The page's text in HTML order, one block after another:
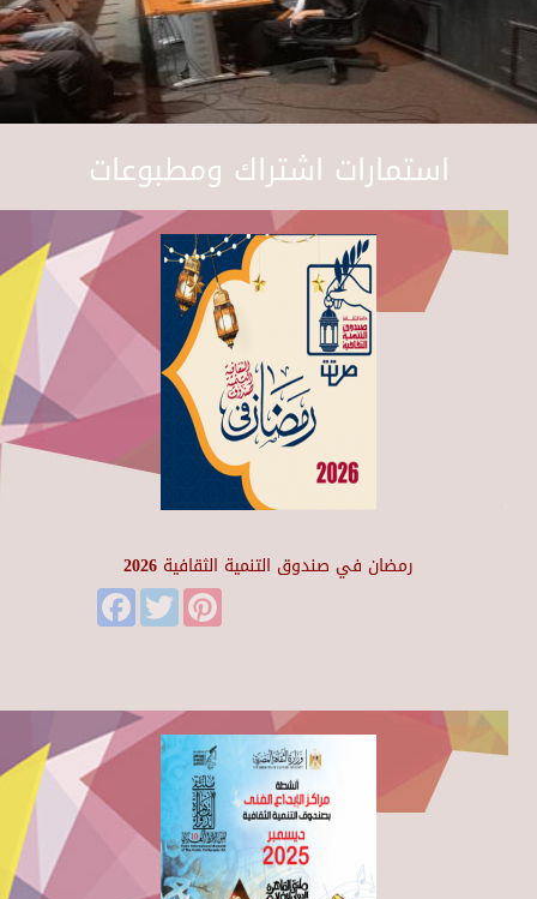
استمارات اشتراك ومطبوعات
رمضان في صندوق التنمية الثقافية 2026
FacebookTwitter